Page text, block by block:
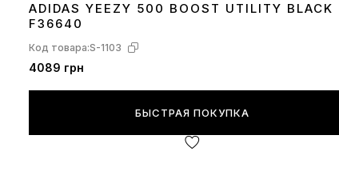
37 3839 41 42 4344 45
ADIDAS YEEZY 500 BOOST UTILITY BLACK
F36640
Код товара:S-1103
4089 грн
БЫСТРАЯ ПОКУПКА